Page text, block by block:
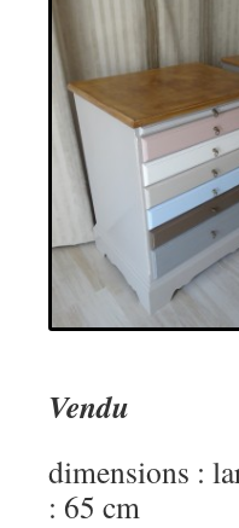
Vendu
dimensions :
: 65 cm